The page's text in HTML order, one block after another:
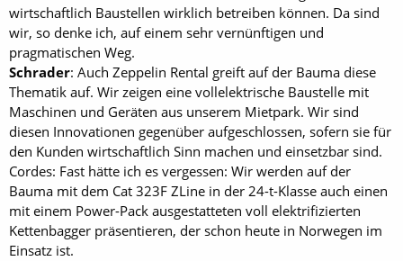
wirtschaftlich Baustellen wirklich betreiben können. Da sind
wir, so denke ich, auf einem sehr vernünftigen und
pragmatischen Weg.
Schrader: Auch Zeppelin Rental greift auf der Bauma diese
Thematik auf. Wir zeigen eine vollelektrische Baustelle mit
Maschinen und Geräten aus unserem Mietpark. Wir sind
diesen Innovationen gegenüber aufgeschlossen, sofern sie für
den Kunden wirtschaftlich Sinn machen und einsetzbar sind.
Cordes: Fast hätte ich es vergessen: Wir werden auf der
Bauma mit dem Cat 323F ZLine in der 24-t-Klasse auch einen
mit einem Power-Pack ausgestatteten voll elektrifizierten
Kettenbagger präsentieren, der schon heute in Norwegen im
Einsatz ist.